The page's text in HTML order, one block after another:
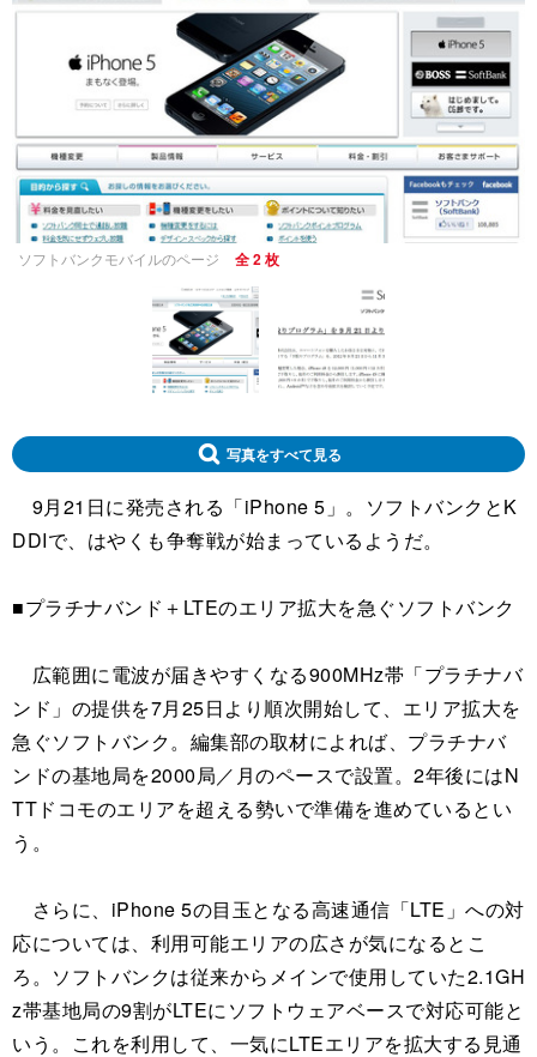
ソフトバンクモバイルのページ 全 2 枚
写真をすべて見る
9月21日に発売される「iPhone 5」。ソフトバンクとK
DDIで、はやくも争奪戦が始まっているようだ。
■プラチナバンド＋LTEのエリア拡大を急ぐソフトバンク
広範囲に電波が届きやすくなる900MHz帯「プラチナバ
ンド」の提供を7月25日より順次開始して、エリア拡大を
急ぐソフトバンク。編集部の取材によれば、プラチナバ
ンドの基地局を2000局／月のペースで設置。2年後にはN
TTドコモのエリアを超える勢いで準備を進めているとい
う。
さらに、iPhone 5の目玉となる高速通信「LTE」への対
応については、利用可能エリアの広さが気になるとこ
ろ。ソフトバンクは従来からメインで使用していた2.1GH
z帯基地局の9割がLTEにソフトウェアベースで対応可能と
いう。これを利用して、一気にLTEエリアを拡大する見通